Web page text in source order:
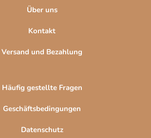
Über uns
Kontakt
Versand und Bezahlung
Häufig gestellte Fragen
Geschäftsbedingungen
Datenschutz